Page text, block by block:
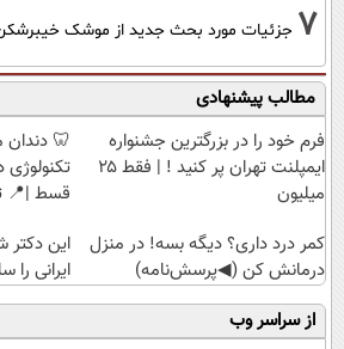
7 جزئیات مورد بحث جدید از موشک
مطالب پیشنهادی
فرم خود را در بزرگترین جشنواره
ایمپلنت تهران پر کنید ! | فقط ۲۵
میلیون
🦷
قسط |📍
کمر درد داری؟ دیگه بسه! در منزل
درمانش کن (◀پرسش‌نامه)
این دکتر
ایرانی
از سراسر وب